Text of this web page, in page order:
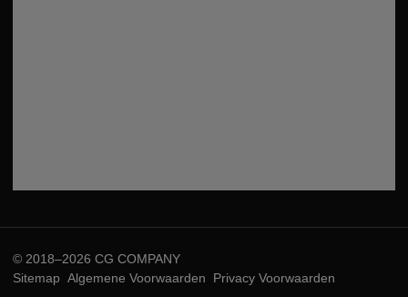
© 2018–2026 CG COMPANY
Sitemap Algemene Voorwaarden Privacy Voorwaarden